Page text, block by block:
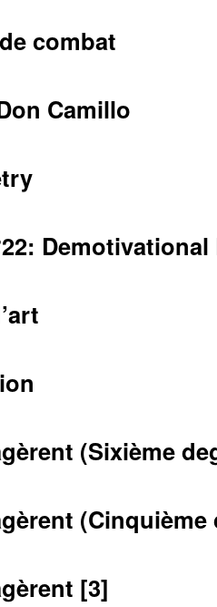
combat
Camillo
(Sixième
(Cinquième
[3]